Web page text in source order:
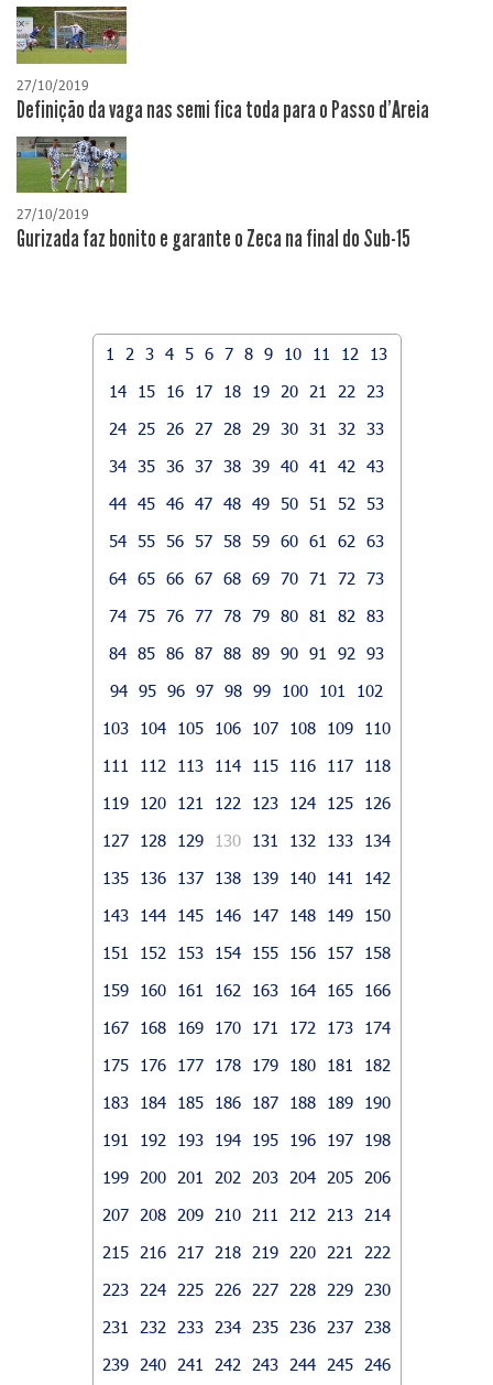
27/10/2019
Definição da vaga nas semi fica toda para o Passo d'Areia
27/10/2019
Gurizada faz bonito e garante o Zeca na final do Sub-15
1 2 3 4 5 6 7 8 9 10 11 12
13
14
15 16 17 18 19 20 21 22
23
24
25 26 27 28 29 30 31 32
33
34 35 36 37 38 39 40 41 42
43
44 45 46 47 48 49 50 51 52
53
54 55 56 57 58 59 60 61 62
63
64 65 66 67 68 69 70 71 72
73
74 75 76 77 78 79 80 81 82
83
84 85 86 87 88 89 90 91 92
93
94 95 96 97 98 99 100 101
102
103
104 105 106 107 108 109
110
111
112 113 114 115 116 117
118
119
120 121 122 123 124 125
126
127
128 129 130 131 132 133
134
135
136 137 138 139 140 141
142
143
144 145 146 147 148 149
150
151
152 153 154 155 156 157
158
159
160 161 162 163 164 165
166
167
168 169 170 171 172 173
174
175
176 177 178 179 180 181
182
183
184 185 186 187 188 189
190
191
192 193 194 195 196 197
198
199
200 201 202 203 204 205
206
207
208 209 210 211 212 213
214
215
216 217 218 219 220 221
222
223
224 225 226 227 228 229
230
231
232 233 234 235 236 237
238
239
240 241 242 243 244 245
246